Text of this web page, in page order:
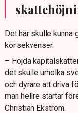
Det här skulle kunna
konsekvenser.
– Höjda
det skulle urholka
och dyrare att driva
man hellre startar
Christian Ekström.